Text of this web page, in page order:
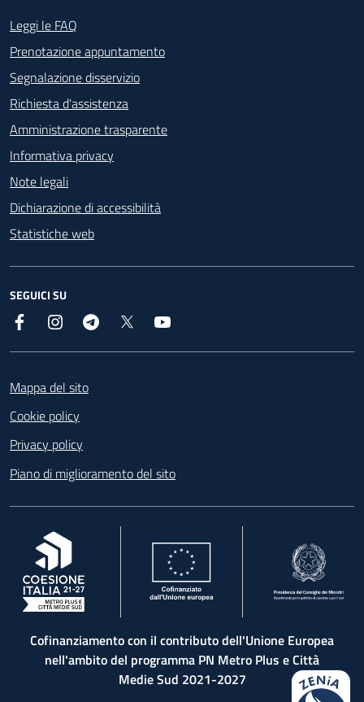
Footer - Contatti
Leggi le FAQ
Prenotazione appuntamento
Segnalazione disservizio
Richiesta d'assistenza
Amministrazione trasparente
Informativa privacy
Note legali
Dichiarazione di accessibilità
Statistiche web
SEGUICI SU
Facebook InstagramTelegram
Mappa del sito
Cookie policy
Privacy policy
Piano di miglioramento del sito
, apre in una nuova scheda
Cofinanziamento con il contributo dell'Unione Europea
nell'ambito del programma PN Metro Plus e Città
Medie Sud 2021-2027